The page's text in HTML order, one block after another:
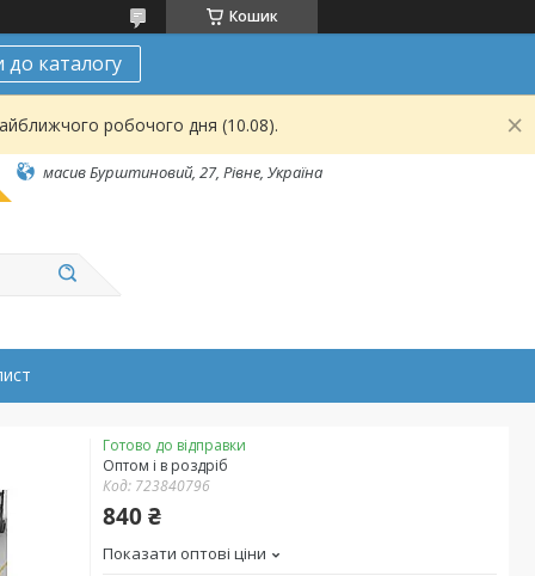
Кошик
до каталогу
робочого дня (10.08).
масив Бурштиновий, 27, Рівне, Україна
Готово до відправки
Оптом і в роздріб
Код: 723840796
840 ₴
Показати оптові ціни